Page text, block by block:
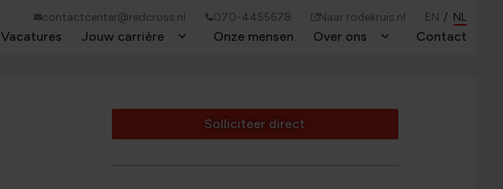
Vacatures Jouw carrière Toggle DropdownOnze mensen Over ons Toggle Dropdown
Contact
contactcenter@redcross.nl 070-4455678 Naar rodekruis.nl EN NL
Solliciteer direct